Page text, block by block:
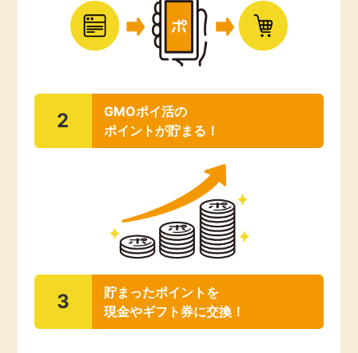
モニター
ポイ活お得情報
お友達紹介
特集一覧
進学・教育
月額有料サービス
銀行・金融・投資
2
GMOポイ活の
ポイントが貯まる！
3
貯まったポイントを
現金やギフト券に交換！